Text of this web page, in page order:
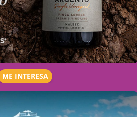
ME INTERESA